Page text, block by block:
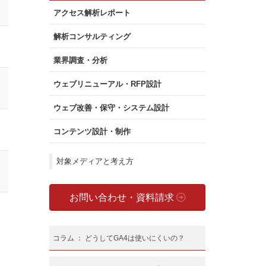
アクセス解析レポート
解析コンサルティング
業界調査・分析
ウェブリニューアル・RFP設計
ウェブ改善・保守・システム設計
コンテンツ設計・制作
対象メディアと考え方
お問い合わせ・資料請求
コラム ： どうしてGA4は使いにくいの？